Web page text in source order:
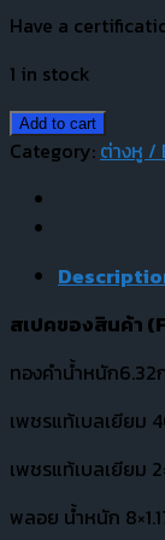
Have a
1 in stock
Add to cart
Category: ต่างหู /
สเปคของสินค้า (
ทองคำน้ำหนัก6.32
เพชรแท้เบลเยียม
เพชรแท้เบลเยียม
พลอย น้ำหนัก